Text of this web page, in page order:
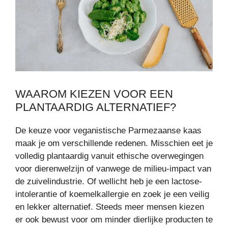
WAAROM KIEZEN VOOR EEN
PLANTAARDIG ALTERNATIEF?
De keuze voor veganistische Parmezaanse kaas
maak je om verschillende redenen. Misschien eet je
volledig plantaardig vanuit ethische overwegingen
voor dierenwelzijn of vanwege de milieu-impact van
de zuivelindustrie. Of wellicht heb je een lactose-
intolerantie of koemelkallergie en zoek je een veilig
en lekker alternatief. Steeds meer mensen kiezen
er ook bewust voor om minder dierlijke producten te